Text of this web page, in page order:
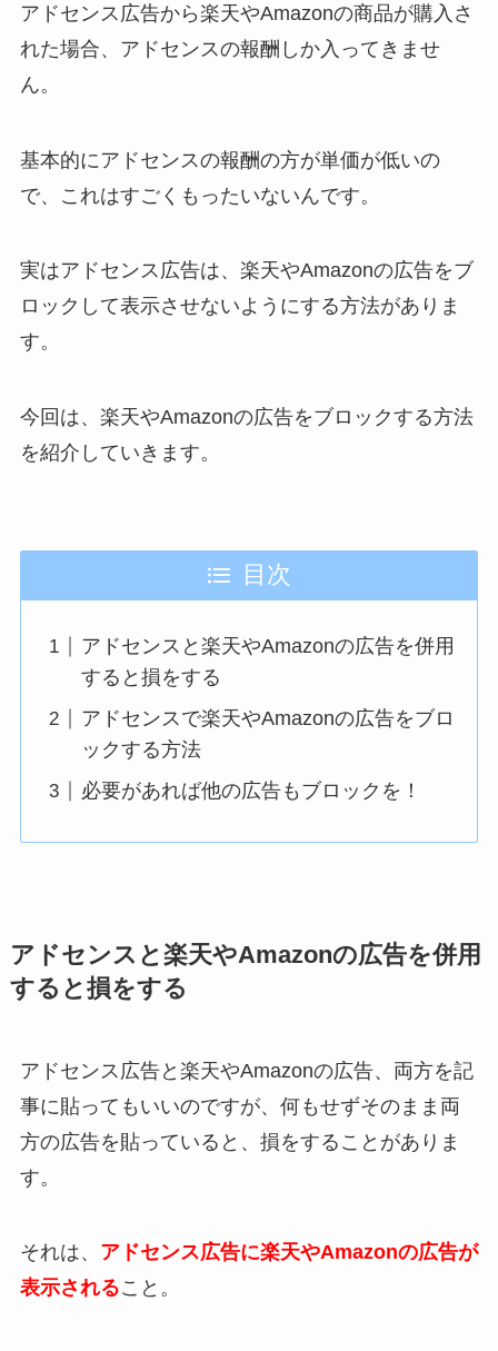
アドセンス広告から楽天やAmazonの商品が購入さ
れた場合、アドセンスの報酬しか入ってきませ
ん。
基本的にアドセンスの報酬の方が単価が低いの
で、これはすごくもったいないんです。
実はアドセンス広告は、 楽天やAmazonの広告をブ
ロック して表示させないようにする方法がありま
す。
今回は、楽天やAmazonの広告をブロックする方法
を紹介していきます。
目次
アドセンスと楽天やAmazonの広告を併用
すると損をする
アドセンスで楽天やAmazonの広告をブロ
ックする方法
必要があれば他の広告もブロックを！
アドセンスと楽天やAmazonの広告を併用
すると損をする
アドセンス広告と楽天やAmazonの広告、両方を記
事に貼ってもいいのですが、何もせずそのまま両
方の広告を貼っていると、損をすることがありま
す。
それは、 アドセンス広告に楽天やAmazonの広告が
表示されること。